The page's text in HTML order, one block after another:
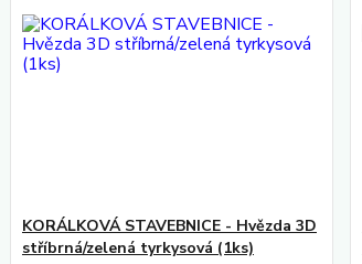
KORÁLKOVÁ STAVEBNICE - Hvězda 3D
stříbrná/zelená tyrkysová (1ks)